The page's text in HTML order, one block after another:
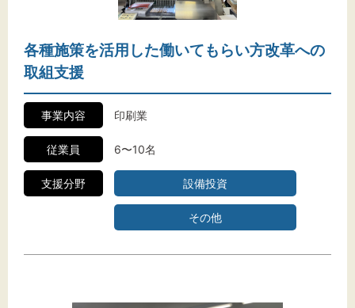
各種施策を活用した働いてもらい方改革への
取組支援
事業内容 印刷業
従業員 6〜10名
支援分野 設備投資
その他